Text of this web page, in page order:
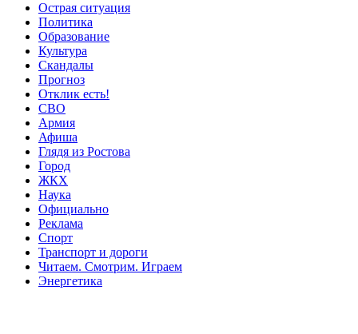
Острая ситуация
Политика
Образование
Культура
Скандалы
Прогноз
Отклик есть!
СВО
Армия
Афиша
Глядя из Ростова
Город
ЖКХ
Наука
Официально
Реклама
Спорт
Транспорт и дороги
Читаем. Смотрим. Играем
Энергетика